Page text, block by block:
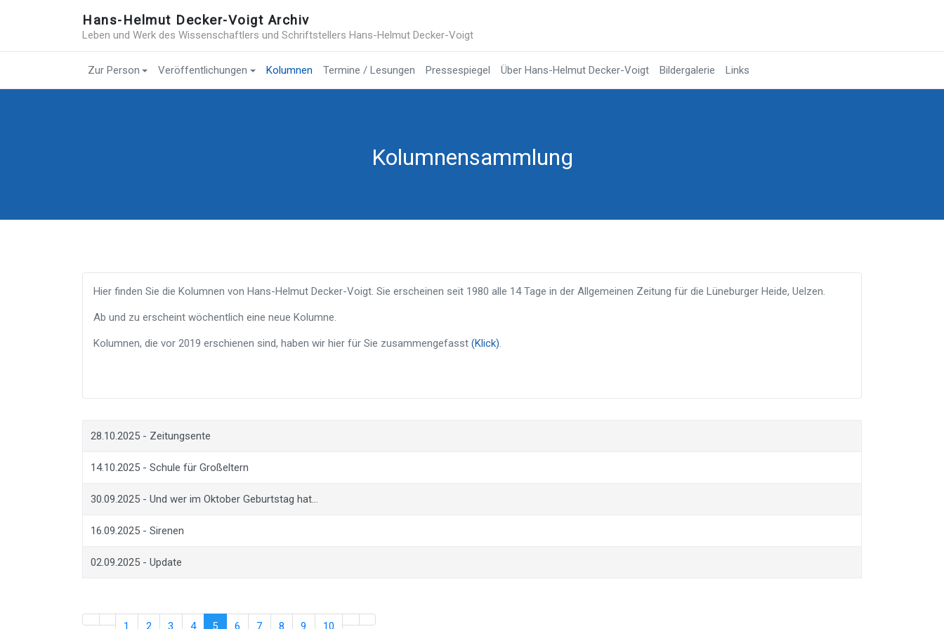
Hans-Helmut Decker-Voigt Archiv
Leben und Werk des Wissenschaftlers und Schriftstellers Hans-Helmut Decker-Voigt
Zur Person Veröffentlichungen Kolumnen Termine / Lesungen Pressespiegel Über Hans-Helmut Decker-Voigt Bildergalerie Links
Kolumnensammlung
Hier finden Sie die Kolumnen von Hans-Helmut Decker-Voigt. Sie erscheinen seit 1980 alle 14 Tage in der Allgemeinen Zeitung für die Lüneburger Heide, Uelzen.
Ab und zu erscheint wöchentlich eine neue Kolumne.
Kolumnen, die vor 2019 erschienen sind, haben wir hier für Sie zusammengefasst (Klick).
28.10.2025 - Zeitungsente
14.10.2025 - Schule für Großeltern
30.09.2025 - Und wer im Oktober Geburtstag hat…
16.09.2025 - Sirenen
02.09.2025 - Update
1 2 3 4 5 6 7 8 9 10